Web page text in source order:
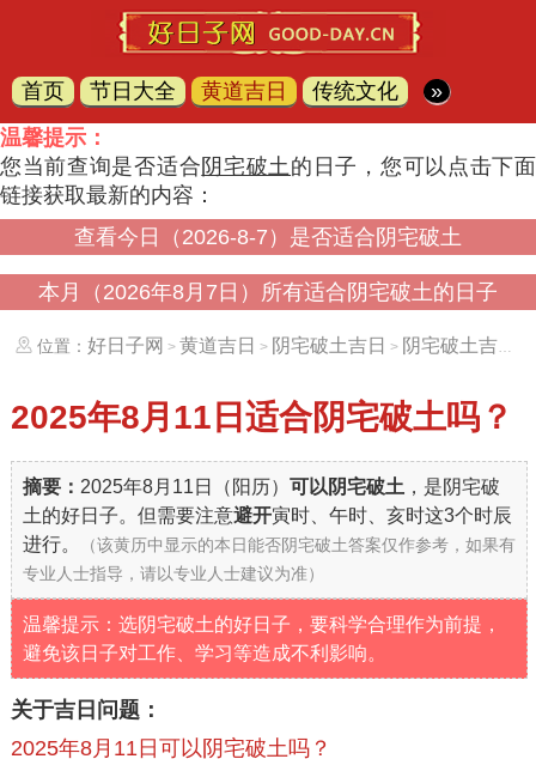
首页 节日大全 黄道吉日 传统文化
»
温馨提示：
您当前查询是否适合 阴宅破土的日子，您可以点击下面
链接获取最新的内容：
查看今日（2026-8-7）是否适合阴宅破土
本月（2026年8月7日）所有适合阴宅破土的日子
位置： 好日子网 > 黄道吉日 > 阴宅破土吉日 > 阴宅破土吉日（20250811）
2025年8月11日 适合阴宅破土吗？
摘要： 2025年8月11日（阳历） 可以阴宅破土 ，是阴宅破
土的好日子。但需要注意避开寅时、午时、亥时这3个时辰
进行。
（该黄历中显示的本日能否阴宅破土答案仅作参考，如果有
专业人士指导，请以专业人士建议为准）
温馨提示：选阴宅破土的好日子，要科学合理作为前提，
避免该日子对工作、学习等造成不利影响。
关于吉日问题：
2025年8月11日可以阴宅破土吗？